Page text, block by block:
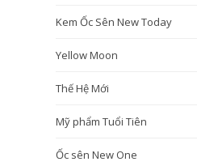
Kem Ốc Sên New Today
Yellow Moon
Thế Hệ Mới
Mỹ phẩm Tuổi Tiên
Ốc sên New One